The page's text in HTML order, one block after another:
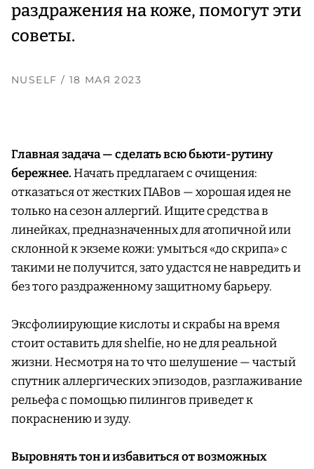
раздражения на коже, помогут эти
советы.
NUSELF / 18 МАЯ 2023
Главная задача — сделать всю бьюти-рутину
бережнее.Начать предлагаем с очищения:
отказаться от жестких ПАВов — хорошая идея не
только на сезон аллергий. Ищите средства в
линейках, предназначенных для атопичной или
склонной к экземе кожи: умыться «до скрипа» с
такими не получится, зато удастся не навредить и
без того раздраженному защитному барьеру.
Эксфолиирующие кислоты и скрабы на время
стоит оставить для shelfie, но не для реальной
жизни. Несмотря на то что шелушение — частый
спутник аллергических эпизодов, разглаживание
рельефа с помощью пилингов приведет к
покраснению и зуду.
Выровнять тон и избавиться от возможных